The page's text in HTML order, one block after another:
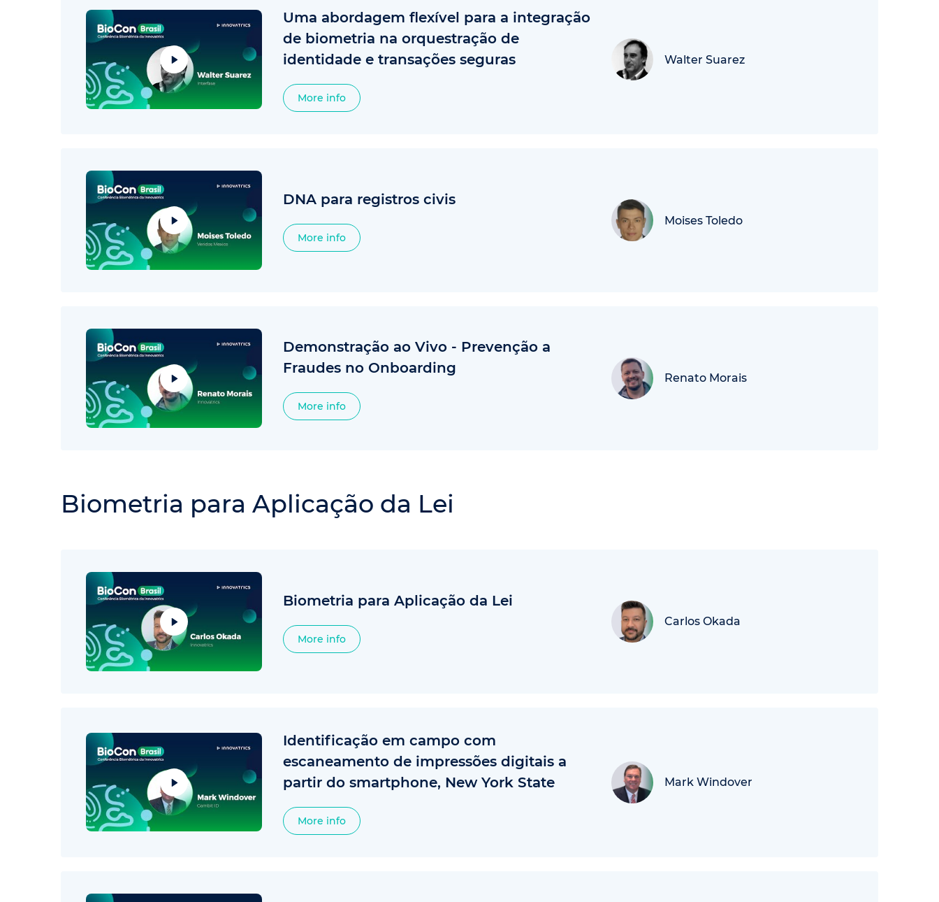
Uma abordagem flexível para a integração
de biometria na orquestração de
identidade e transações seguras
More info
Walter Suarez
DNA para registros civis
More info
Moises Toledo
Demonstração ao Vivo - Prevenção a
Fraudes no Onboarding
More info
Renato Morais
Biometria para Aplicação da Lei
Biometria para Aplicação da Lei
More info
Carlos Okada
Identificação em campo com
escaneamento de impressões digitais a
partir do smartphone, New York State
More info
Mark Windover